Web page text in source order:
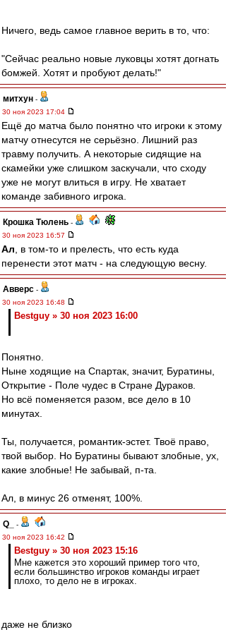
Ничего, ведь самое главное верить в то, что:
"Сейчас реально новые луковцы хотят догнать
бомжей. Хотят и пробуют делать!"
митхун -
30 ноя 2023 17:04
Ещё до матча было понятно что игроки к этому
матчу отнесутся не серьёзно. Лишний раз
травму получить. А некоторые сидящие на
скамейки уже слишком заскучали, что сходу
уже не могут влиться в игру. Не хватает
команде забивного игрока.
Крошка Тюлень -
30 ноя 2023 16:57
Ал , в том-то и прелесть, что есть куда
перенести этот матч - на следующую весну.
Авверс -
30 ноя 2023 16:48
Bestguy » 30 ноя 2023 16:00
Понятно.
Ныне ходящие на Спартак, значит, Буратины,
Открытие - Поле чудес в Стране Дураков.
Но всё поменяется разом, все дело в 10
минутах.
Ты, получается, романтик-эстет. Твоё право,
твой выбор. Но Буратины бывают злобные, ух,
какие злобные! Не забывай, п-та.
Ал, в минус 26 отменят, 100%.
Q_
-
30 ноя 2023 16:42
Bestguy » 30 ноя 2023 15:16
Мне кажется это хороший пример того что,
если большинство игроков команды играет
плохо, то дело не в игроках.
даже не близко